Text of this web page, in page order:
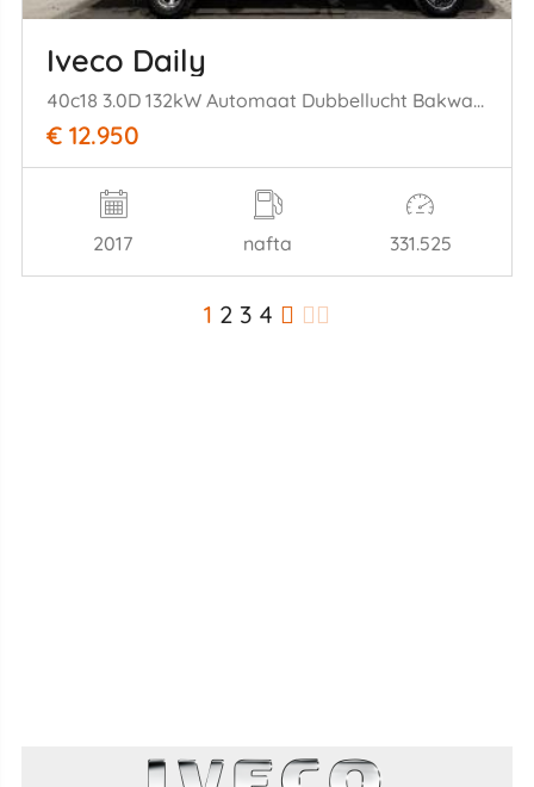
Iveco Daily
40c18 3.0D 132kW Automaat Dubbellucht Bakwagen Laadklep
€ 12.950
2017 nafta 331.525
1 2 3 4